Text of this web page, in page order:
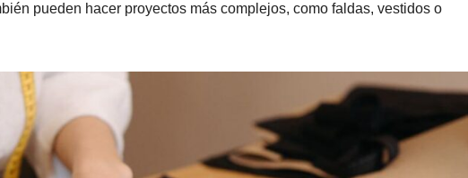
pueden hacer proyectos más complejos, como faldas, vestidos o